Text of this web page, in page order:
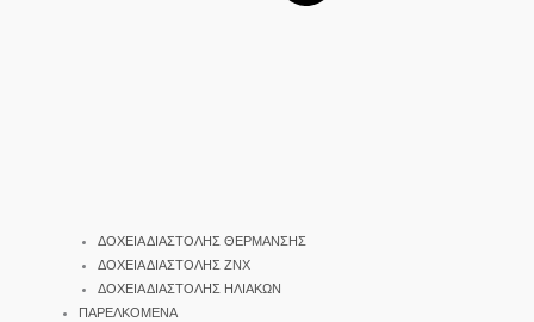
ΔΟΧΕΙΑ ΔΙΑΣΤΟΛΗΣ ΘΕΡΜΑΝΣΗΣ
ΔΟΧΕΙΑ ΔΙΑΣΤΟΛΗΣ ΖΝΧ
ΔΟΧΕΙΑ ΔΙΑΣΤΟΛΗΣ ΗΛΙΑΚΩΝ
ΠΑΡΕΛΚΟΜΕΝΑ